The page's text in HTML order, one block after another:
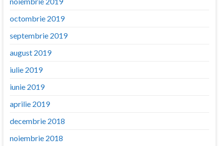
octombrie 2019
septembrie 2019
august 2019
iulie 2019
iunie 2019
aprilie 2019
decembrie 2018
noiembrie 2018